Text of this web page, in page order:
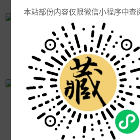
本站部份内容仅限微信小程序中查
定做保险礼品茶杯工厂直销
2022-10-05 14:25:25
3398浏览
个性定制促销礼品茶杯
2022-10-05 14:25:12
3445浏览
景德